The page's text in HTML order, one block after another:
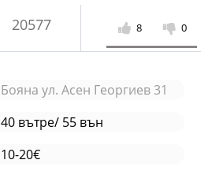
20577 8 0
Бояна ул. Асен Георгиев 31
40 вътре/ 55 вън
10-20€